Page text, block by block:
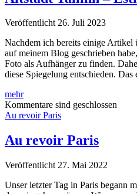
Veröffentlicht 26. Juli 2023
Nachdem ich bereits einige Artikel
auf meinem Blog geschrieben
Foto als Aufhänger zu finden.
diese Spiegelung entschieden.
mehrAltstadt
Tallinn
–
Kommentare sind geschlossen
Au revoir Paris
Au revoir Paris
Veröffentlicht 27. Mai 2022
Unser letzter Tag in Paris begann